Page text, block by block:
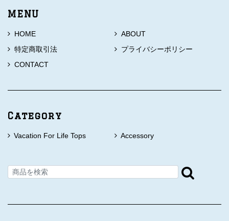
MENU
HOME
ABOUT
特定商取引法
プライバシーポリシー
CONTACT
Category
Vacation For Life Tops Accessory